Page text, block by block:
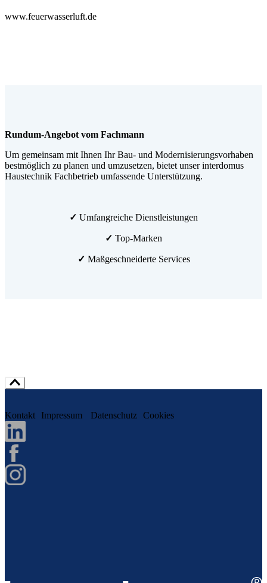
www.feuerwasserluft.de
Rundum-Angebot vom Fachmann
Um gemeinsam mit Ihnen Ihr Bau- und Modernisierungsvorhaben
bestmöglich zu planen und umzusetzen, bietet unser interdomus
Haustechnik Fachbetrieb umfassende Unterstützung.
✓ Umfangreiche Dienstleistungen
✓ Top-Marken
✓ Maßgeschneiderte Services
Kontakt Impressum Datenschutz Cookies